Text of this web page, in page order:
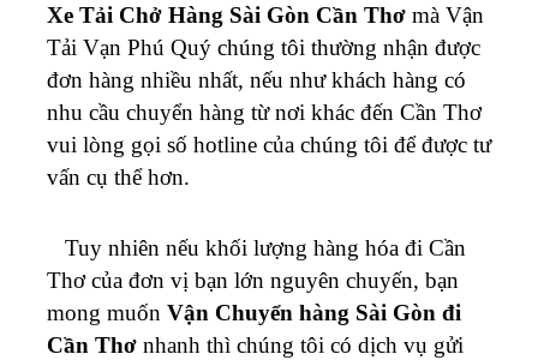
Xe Tải Chở Hàng Sài Gòn Cần Thơ mà Vận
Tải Vạn Phú Quý chúng tôi thường nhận được
đơn hàng nhiều nhất, nếu như khách hàng có
nhu cầu chuyển hàng từ nơi khác đến Cần Thơ
vui lòng gọi số hotline của chúng tôi để được tư
vấn cụ thể hơn.
Tuy nhiên nếu khối lượng hàng hóa đi Cần
Thơ của đơn vị bạn lớn nguyên chuyến, bạn
mong muốn Vận Chuyển hàng Sài Gòn đi
Cần Thơ nhanh thì chúng tôi có dịch vụ gửi